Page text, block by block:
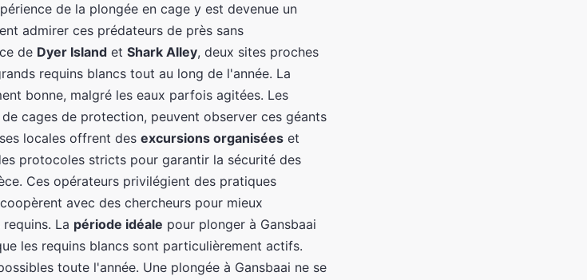
de la plongée en cage y est devenue un
admirer ces prédateurs de près sans
de Dyer Island et Shark Alley, deux sites proches
requins blancs tout au long de l'année. La
bonne, malgré les eaux parfois agitées. Les
cages de protection, peuvent observer ces géants
locales offrent des excursions organisées et
protocoles stricts pour garantir la sécurité des
Ces opérateurs privilégient des pratiques
avec des chercheurs pour mieux
La période idéale pour plonger à Gansbaai
les requins blancs sont particulièrement actifs.
toute l'année. Une plongée à Gansbaai ne se